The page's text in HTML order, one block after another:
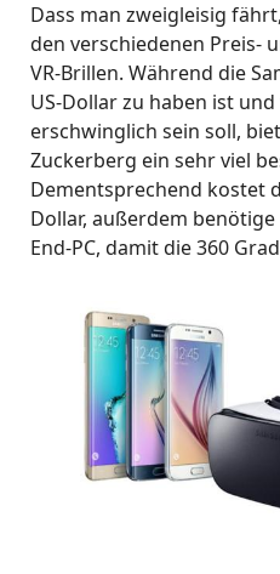
Dass man zweigleisig
den verschiedenen Preis-
VR-Brillen. Während die
US-Dollar zu haben ist
erschwinglich sein soll,
Zuckerberg ein sehr viel
Dementsprechend kostet
Dollar, außerdem
End-PC, damit die 360